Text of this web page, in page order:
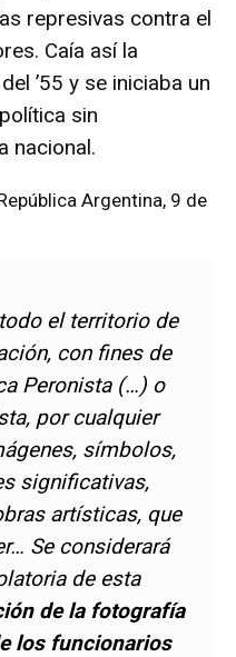
represivas contra el
Caía así la
’55 y se iniciaba un
sin
nacional.
Argentina, 9 de
el territorio de
con fines de
Peronista (…) o
por cualquier
símbolos,
significativas,
artísticas, que
Se considerará
de esta
de la fotografía
los funcionarios